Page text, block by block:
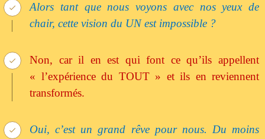
Alors tant que nous voyons avec nos yeux de
chair, cette vision du UN est impossible ?
Non, car il en est qui font ce qu’ils appellent
« l’expérience du TOUT » et ils en reviennent
transformés.
Oui, c’est un grand rêve pour nous. Du moins